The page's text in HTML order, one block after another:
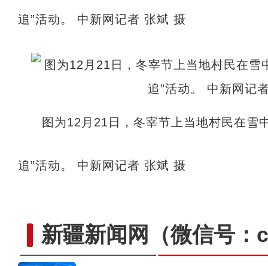
追”活动。 中新网记者 张斌 摄
图为12月21日，冬宰节上当地村民在雪
追”活动。 中新网记者 张斌 摄
新疆新闻网 （微信号